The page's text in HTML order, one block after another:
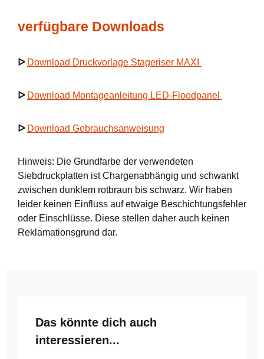
verfügbare Downloads
ᐅ Download Druckvorlage Stageriser MAXI
ᐅ Download Montageanleitung LED-Floodpanel
ᐅ Download Gebrauchsanweisung
Hinweis: Die Grundfarbe der verwendeten
Siebdruckplatten ist Chargenabhängig und schwankt
zwischen dunklem rotbraun bis schwarz. Wir haben
leider keinen Einfluss auf etwaige Beschichtungsfehler
oder Einschlüsse. Diese stellen daher auch keinen
Reklamationsgrund dar.
Produktgalerie überspringen
Das könnte dich auch
interessieren...